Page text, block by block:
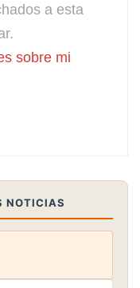
a esta
sobre mi
NOTICIAS